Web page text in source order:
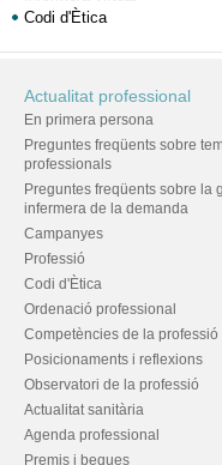
Codi d'Ètica
Actualitat professional
En primera persona
Preguntes freqüents sobre
professionals
Preguntes freqüents sobre la
infermera de la demanda
Campanyes
Professió
Codi d'Ètica
Ordenació professional
Competències de la professió
Posicionaments i reflexions
Observatori de la professió
Actualitat sanitària
Agenda professional
Premis i beques